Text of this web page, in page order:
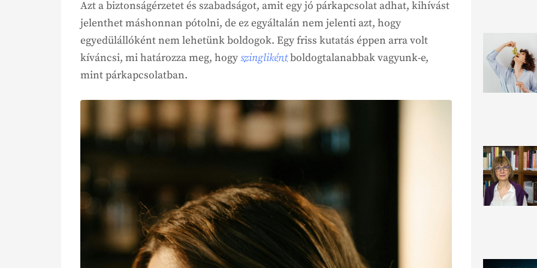
Azt a biztonságérzetet és szabadságot, amit egy jó párkapcsolat adhat, kihívást
jelenthet máshonnan pótolni, de ez egyáltalán nem jelenti azt, hogy
egyedülállóként nem lehetünk boldogok. Egy friss kutatás éppen arra volt
kíváncsi, mi határozza meg, hogyszinglikéntboldogtalanabbak vagyunk-e,
mint párkapcsolatban.